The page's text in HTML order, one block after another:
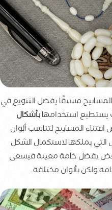
مسبقًا يفضل التنويع في
يستطيع استخدامهابأشكال
المسابيح لتناسب ألوان
التي يملكها لاستكمال الشكل
يفضل خامة معينة فيسعى
ولكن بألوان مختلفة.